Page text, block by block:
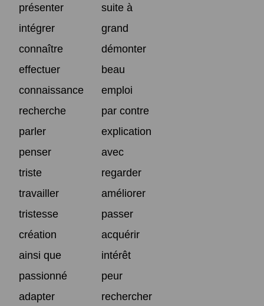
présenter
suite à
intégrer
grand
connaître
démonter
effectuer
beau
connaissance
emploi
recherche
par contre
parler
explication
penser
avec
triste
regarder
travailler
améliorer
tristesse
passer
création
acquérir
ainsi que
intérêt
passionné
peur
adapter
rechercher